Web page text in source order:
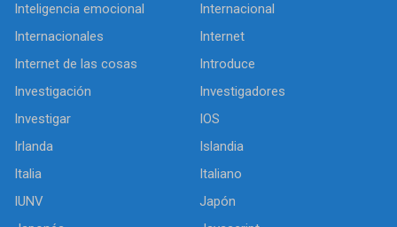
Inteligencia emocional
Internacional
Internacionales
Internet
Internet de las cosas
Introduce
Investigación
Investigadores
Investigar
IOS
Irlanda
Islandia
Italia
Italiano
IUNV
Japón